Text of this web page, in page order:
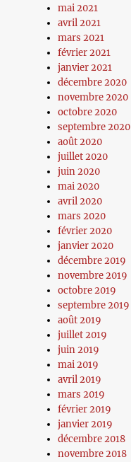
mai 2021
avril 2021
mars 2021
février 2021
janvier 2021
décembre 2020
novembre 2020
octobre 2020
septembre 2020
août 2020
juillet 2020
juin 2020
mai 2020
avril 2020
mars 2020
février 2020
janvier 2020
décembre 2019
novembre 2019
octobre 2019
septembre 2019
août 2019
juillet 2019
juin 2019
mai 2019
avril 2019
mars 2019
février 2019
janvier 2019
décembre 2018
novembre 2018